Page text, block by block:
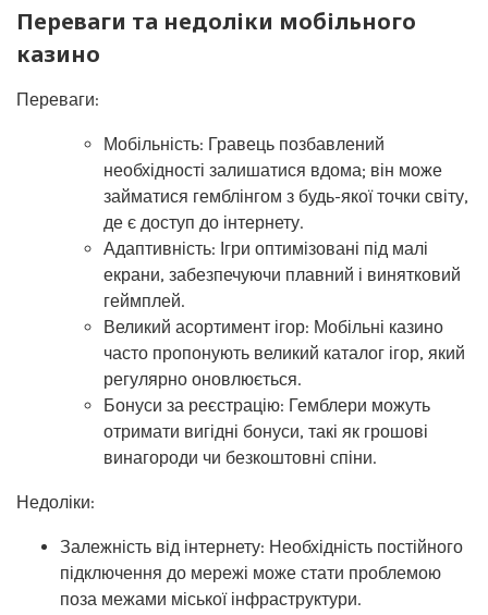
Переваги та недоліки мобільного
казино
Переваги:
Мобільність: Гравець позбавлений
необхідності залишатися вдома; він може
займатися гемблінгом з будь-якої точки світу,
де є доступ до інтернету.
Адаптивність: Ігри оптимізовані під малі
екрани, забезпечуючи плавний і винятковий
геймплей.
Великий асортимент ігор: Мобільні казино
часто пропонують великий каталог ігор, який
регулярно оновлюється.
Бонуси за реєстрацію: Гемблери можуть
отримати вигідні бонуси, такі як грошові
винагороди чи безкоштовні спіни.
Недоліки:
Залежність від інтернету: Необхідність постійного
підключення до мережі може стати проблемою
поза межами міської інфраструктури.